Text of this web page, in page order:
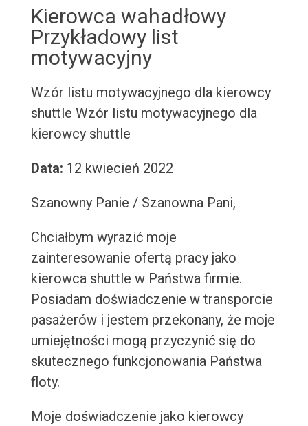
Kierowca wahadłowy
Przykładowy list
motywacyjny
Wzór listu motywacyjnego dla kierowcy
shuttle Wzór listu motywacyjnego dla
kierowcy shuttle
Data: 12 kwiecień 2022
Szanowny Panie / Szanowna Pani,
Chciałbym wyrazić moje
zainteresowanie ofertą pracy jako
kierowca shuttle w Państwa firmie.
Posiadam doświadczenie w transporcie
pasażerów i jestem przekonany, że moje
umiejętności mogą przyczynić się do
skutecznego funkcjonowania Państwa
floty.
Moje doświadczenie jako kierowcy